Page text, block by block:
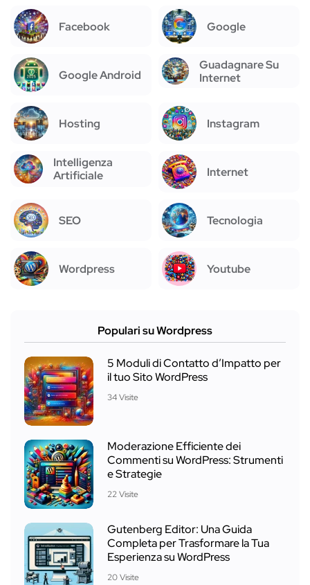
Facebook Google
Google Android
Guadagnare Su
Internet
Hosting Instagram
Intelligenza
Artificiale
Internet
SEO Tecnologia
Wordpress Youtube
Populari su Wordpress
5 Moduli di Contatto d’Impatto per
il tuo Sito WordPress
34 Visite
Moderazione Efficiente dei
Commenti su WordPress: Strumenti
e Strategie
22 Visite
Gutenberg Editor: Una Guida
Completa per Trasformare la Tua
Esperienza su WordPress
20 Visite